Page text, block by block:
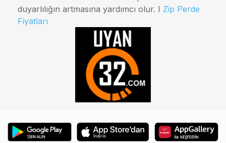
duyarlılığın artmasına yardımcı olur. I Zip Perde
Fiyatları